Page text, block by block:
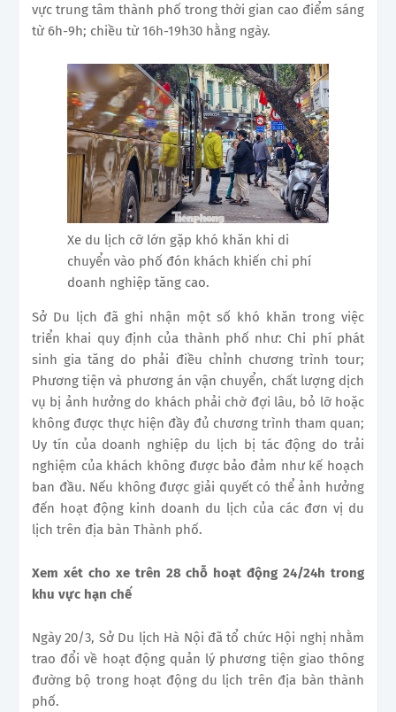
vực trung tâm thành phố trong thời gian cao điểm sáng
từ 6h-9h; chiều từ 16h-19h30 hằng ngày.
Xe du lịch cỡ lớn gặp khó khăn khi di
chuyển vào phố đón khách khiến chi phí
doanh nghiệp tăng cao.
Sở Du lịch đã ghi nhận một số khó khăn trong việc
triển khai quy định của thành phố như: Chi phí phát
sinh gia tăng do phải điều chỉnh chương trình tour;
Phương tiện và phương án vận chuyển, chất lượng dịch
vụ bị ảnh hưởng do khách phải chờ đợi lâu, bỏ lỡ hoặc
không được thực hiện đầy đủ chương trình tham quan;
Uy tín của doanh nghiệp du lịch bị tác động do trải
nghiệm của khách không được bảo đảm như kế hoạch
ban đầu. Nếu không được giải quyết có thể ảnh hưởng
đến hoạt động kinh doanh du lịch của các đơn vị du
lịch trên địa bàn Thành phố.
Xem xét cho xe trên 28 chỗ hoạt động 24/24h trong
khu vực hạn chế
Ngày 20/3, Sở Du lịch Hà Nội đã tổ chức Hội nghị nhằm
trao đổi về hoạt động quản lý phương tiện giao thông
đường bộ trong hoạt động du lịch trên địa bàn thành
phố.